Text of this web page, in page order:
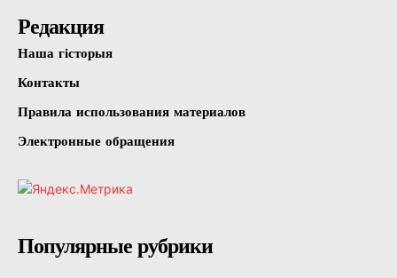
Редакция
Наша гісторыя
Контакты
Правила использования материалов
Электронные обращения
Популярные рубрики